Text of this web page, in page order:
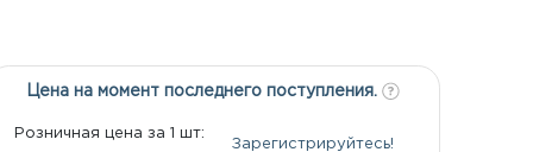
Цена на момент последнего поступления.
Розничная цена за 1 шт:
Зарегистрируйтесь!